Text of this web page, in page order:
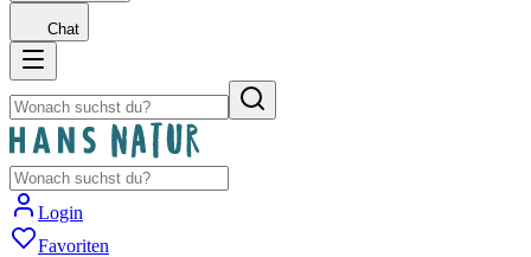
Chat
Login
Favoriten